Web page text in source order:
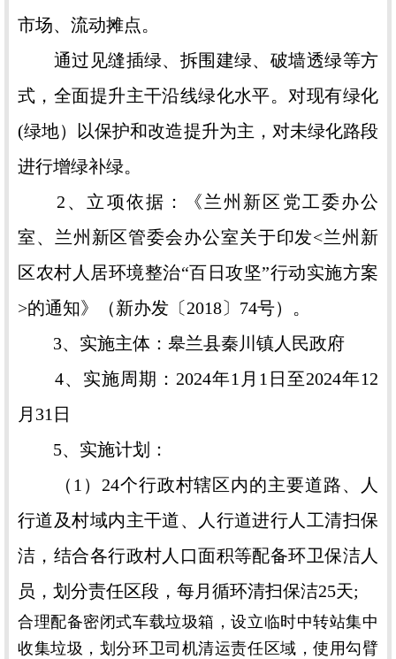
市场、流动摊点。
通过见缝插绿、拆围建绿、破墙透绿等方
式，全面提升主干沿线绿化水平。对现有绿化
(绿地）以保护和改造提升为主，对未绿化路段
进行增绿补绿。
2、立项依据：《兰州新区党工委办公
室、兰州新区管委会办公室关于印发<兰州新
区农村人居环境整治“百日攻坚”行动实施方案
>的通知》（新办发〔2018〕74号）。
3、实施主体：皋兰县秦川镇人民政府
4、实施周期：2024年1月1日至2024年12
月31日
5、实施计划：
（1）24个行政村辖区内的主要道路、人
行道及村域内主干道、人行道进行人工清扫保
洁，结合各行政村人口面积等配备环卫保洁人
员，划分责任区段，每月循环清扫保洁25天;
合理配备密闭式车载垃圾箱，设立临时中转站集中
收集垃圾，划分环卫司机清运责任区域，使用勾臂